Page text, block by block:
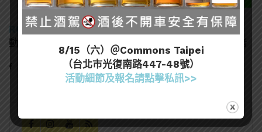
RUSTY
動畫、電影、自助旅行、日本歷史、以及穀類酒愛好者
8/15（六）＠Commons Taipei
（台北市光復南路447-48號）
活動細節及報名請點擊私訊>>